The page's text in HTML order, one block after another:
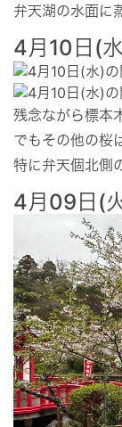
弁天湖の水面に
4月10日(
残念ながら標本
でもその他の桜
特に弁天個北側
4月09日(